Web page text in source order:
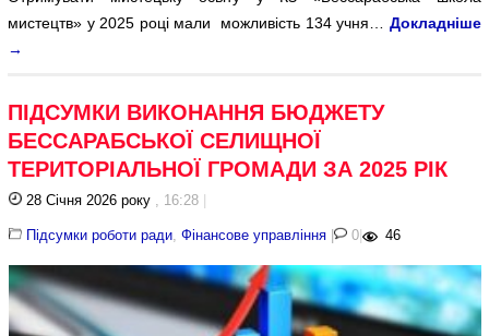
мистецтв» у 2025 році мали можливість 134 учня… Докладніше
→
ПІДСУМКИ ВИКОНАННЯ БЮДЖЕТУ
БЕССАРАБСЬКОЇ СЕЛИЩНОЇ
ТЕРИТОРІАЛЬНОЇ ГРОМАДИ ЗА 2025 РІК
28 Січня 2026 року , 16:28
Підсумки роботи ради ,Фінансове управління | 0 | 46